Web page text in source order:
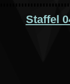
Staffel